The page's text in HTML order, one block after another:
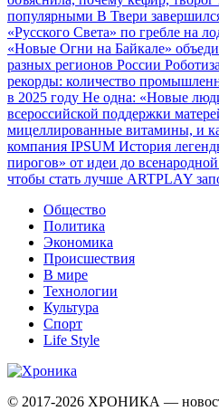
популярными В Твери
«Русского Света» по гребле на
«Новые Огни на Байкале»
разных регионов России
рекорды: количество
в 2025 году Не одна: «Новые
всероссийской поддержки
мицеллированные витамины, и
компания IPSUM История
пирогов» от идеи до
чтобы стать лучше ARTPLAY
Общество
Политика
Экономика
Происшествия
В мире
Технологии
Культура
Спорт
Life Style
© 2017-2026 ХРОНИКА —